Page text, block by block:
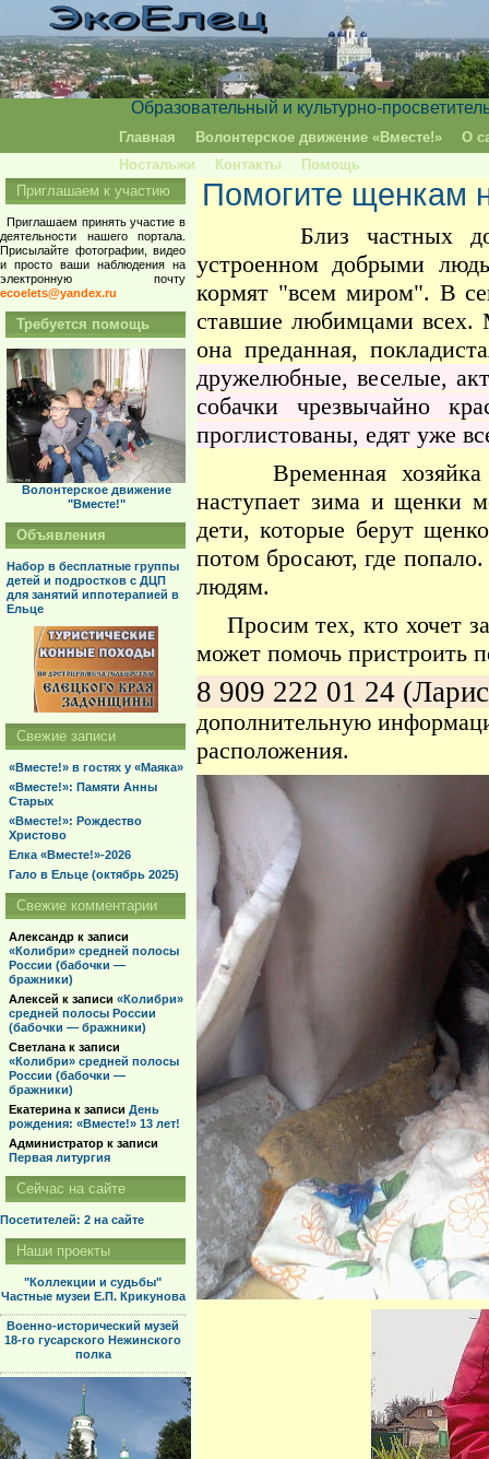
Образовательный и культурно-
Главная Волонтерское движение «Вместе!»
О
Ностальжи
Контакты Помощь
Помогите щенкам
Близ частных
устроенном добрыми
кормят "всем миром". В
ставшие любимцами всех.
она преданная,
дружелюбные, веселые,
собачки чрезвычайно
проглистованы, едят уже
Временная хозяйка
наступает зима и щенки
дети, которые берут
потом бросают, где
людям.
Просим тех, кто хочет
может помочь пристроить
8 909 222 01 24
дополнительную
расположения.
Приглашаем к участию
Приглашаем принять участие в
деятельности нашего портала.
Присылайте фотографии, видео
и просто ваши наблюдения на
электронную почту
ecoelets@yandex.ru
Требуется помощь
Волонтерское движение
"Вместе!"
Объявления
Набор в бесплатные группы
детей и подростков с ДЦП
для занятий иппотерапией в
Ельце
Свежие записи
«Вместе!» в гостях у «Маяка»
«Вместе!»: Памяти Анны
Старых
«Вместе!»: Рождество
Христово
Елка «Вместе!»-2026
Гало в Ельце (октябрь 2025)
Свежие комментарии
Александр к записи
«Колибри» средней полосы
России (бабочки —
бражники)
Алексей к записи «Колибри»
средней полосы России
(бабочки — бражники)
Светлана к записи
«Колибри» средней полосы
России (бабочки —
бражники)
Екатерина к записи День
рождения: «Вместе!» 13 лет!
Администратор к записи
Первая литургия
Сейчас на сайте
Посетителей: 2 на сайте
Наши проекты
"Коллекции и судьбы"
Частные музеи Е.П. Крикунова
Военно-исторический музей
18-го гусарского Нежинского
полка